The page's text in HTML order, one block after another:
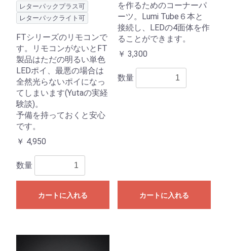
レターパックプラス可
レターパックライト可
FTシリーズのリモコンで
す。リモコンがないとFT
製品はただの明るい単色
LEDポイ、最悪の場合は
全然光らないポイになっ
てしまいます(Yutaの実経
験談)。
予備を持っておくと安心
です。
￥ 4,950
数量
カートに入れる
を作るためのコーナーパ
ーツ。Lumi Tube６本と
接続し、LEDの4面体を作
ることができます。
￥ 3,300
数量
カートに入れる